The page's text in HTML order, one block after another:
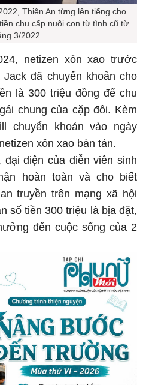
Thiên An từng lên tiếng cho
chu cấp nuôi con từ tình cũ từ
3/2022
netizen xôn xao trước
đã chuyển khoản cho
là 300 triệu đồng để chu
chung của cặp đôi. Kèm
chuyển khoản vào ngày
xôn xao bàn tán.
diện của diễn viên sinh
hoàn toàn và cho biết
truyền trên mạng xã hội
số tiền 300 triệu là bịa đặt,
đến cuộc sống của 2